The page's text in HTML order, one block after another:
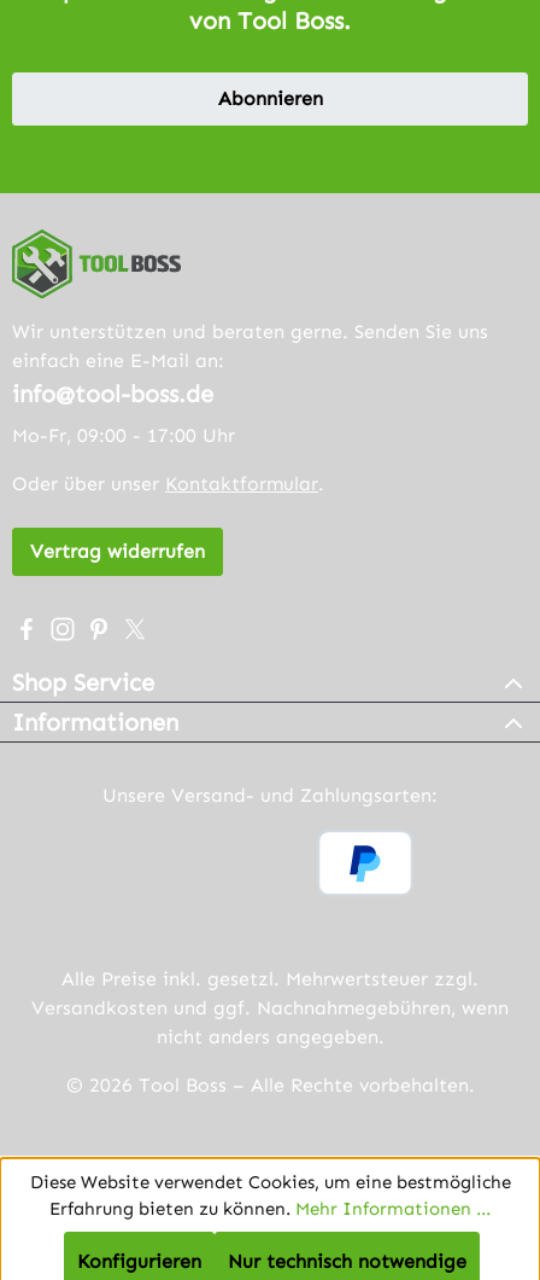
von Tool Boss.
Abonnieren
Wir unterstützen und beraten gerne. Senden Sie uns
einfach eine E-Mail an:
info@tool-boss.de
Mo-Fr, 09:00 - 17:00 Uhr
Oder über unser Kontaktformular.
Vertrag widerrufen
Besuche uns auf Facebook – öffnet in neuem Tab
Schau auf Instagram vorbei – öffnet in neuem Tab
Lass dich auf Pinterest inspirieren – öffnet in
Folge uns auf X – öffnet in neuem Tab
Shop Service
Informationen
Unsere Versand- und Zahlungsarten:
Alle Preise inkl. gesetzl. Mehrwertsteuer zzgl.
Versandkosten und ggf. Nachnahmegebühren, wenn
nicht anders angegeben.
© 2026 Tool Boss – Alle Rechte vorbehalten.
Diese Website verwendet Cookies, um eine bestmögliche
Erfahrung bieten zu können. Mehr Informationen ...
Nur technisch notwendige
Konfigurieren